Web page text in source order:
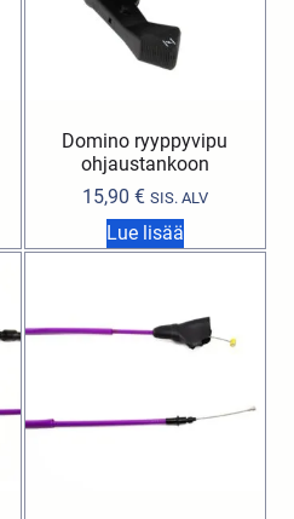
Domino ryyppyvipu
ohjaustankoon
15,90 € SIS. ALV
Lue lisää